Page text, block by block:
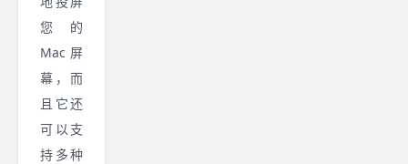
您的
Mac 屏
幕，而
且它还
可以支
持多种